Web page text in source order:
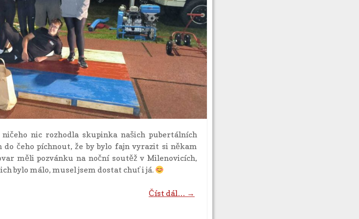
nic rozhodla skupinka našich pubertálních
do čeho píchnout, že by bylo fajn vyrazit si někam
měli pozvánku na noční soutěž v Milenovicích,
bylo málo, musel jsem dostat chuť i já.
Číst dál… →